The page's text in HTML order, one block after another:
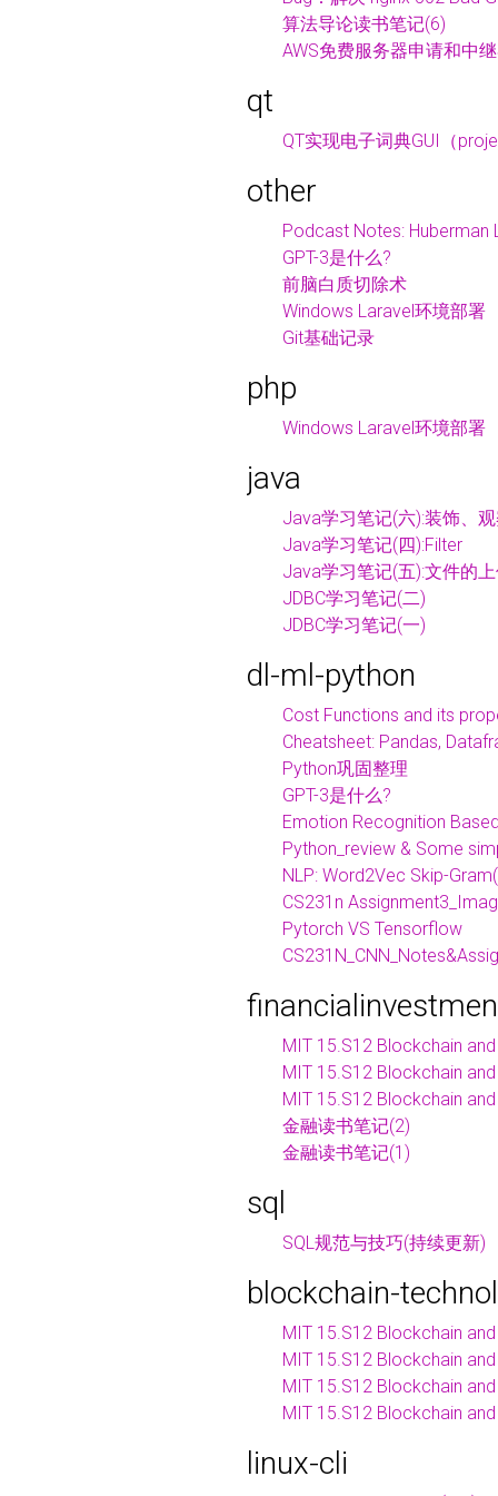
算法导论读书笔记(6)
AWS免费服务器申请和中
qt
QT实现电子词典GUI（
other
Podcast Notes: Huberman
GPT-3是什么?
前脑白质切除术
Windows Laravel环境部署
Git基础记录
php
Windows Laravel环境部署
java
Java学习笔记(六):装饰、
Java学习笔记(四):Filter
Java学习笔记(五):文件的
JDBC学习笔记(二)
JDBC学习笔记(一)
dl-ml-python
Cost Functions and its
Cheatsheet: Pandas,
Python巩固整理
GPT-3是什么?
Emotion Recognition
Python_review & Some
NLP: Word2Vec Skip-
CS231n
Pytorch VS Tensorflow
MIT 15.S12 Blockchain
MIT 15.S12 Blockchain
MIT 15.S12 Blockchain
金融读书笔记(2)
金融读书笔记(1)
sql
SQL规范与技巧(持续更新)
blockchain-
MIT 15.S12 Blockchain
MIT 15.S12 Blockchain
MIT 15.S12 Blockchain
MIT 15.S12 Blockchain
linux-cli